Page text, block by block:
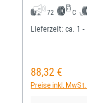
72 C
Lieferzeit: ca. 1
Regulärer Preis:
88,32 €
Preise inkl.